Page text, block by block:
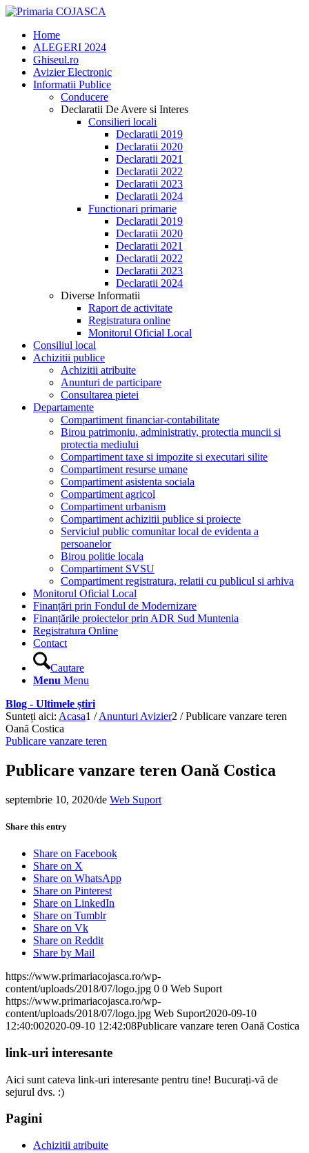
Home
ALEGERI 2024
Ghiseul.ro
Avizier Electronic
Informatii Publice
Conducere
Declaratii De Avere si Interes
Consilieri locali
Declaratii 2019
Declaratii 2020
Declaratii 2021
Declaratii 2022
Declaratii 2023
Declaratii 2024
Functionari primarie
Declaratii 2019
Declaratii 2020
Declaratii 2021
Declaratii 2022
Declaratii 2023
Declaratii 2024
Diverse Informatii
Raport de activitate
Registratura online
Monitorul Oficial Local
Consiliul local
Achizitii publice
Achizitii atribuite
Anunturi de participare
Consultarea pietei
Departamente
Compartiment financiar-contabilitate
Birou patrimoniu, administrativ, protectia muncii si
protectia mediului
Compartiment taxe si impozite si executari silite
Compartiment resurse umane
Compartiment asistenta sociala
Compartiment agricol
Compartiment urbanism
Compartiment achizitii publice si proiecte
Serviciul public comunitar local de evidenta a
persoanelor
Birou politie locala
Compartiment SVSU
Compartiment registratura, relatii cu publicul si arhiva
Monitorul Oficial Local
Finanțări prin Fondul de Modernizare
Finanțările proiectelor prin ADR Sud Muntenia
Registratura Online
Contact
Cautare
Menu Menu
Blog - Ultimele știri
Sunteți aici: Acasa1 / Anunturi Avizier2 / Publicare vanzare teren
Oană Costica
Publicare vanzare teren
Publicare vanzare teren Oană Costica
septembrie 10, 2020/de Web Suport
Share this entry
Share on Facebook
Share on X
Share on WhatsApp
Share on Pinterest
Share on LinkedIn
Share on Tumblr
Share on Vk
Share on Reddit
Share by Mail
https://www.primariacojasca.ro/wp-
content/uploads/2018/07/logo.jpg 0 0 Web Suport
https://www.primariacojasca.ro/wp-
content/uploads/2018/07/logo.jpg Web Suport2020-09-10
12:40:002020-09-10 12:42:08Publicare vanzare teren Oană Costica
link-uri interesante
Aici sunt cateva link-uri interesante pentru tine! Bucurați-vă de
sejurul dvs. :)
Pagini
Achizitii atribuite